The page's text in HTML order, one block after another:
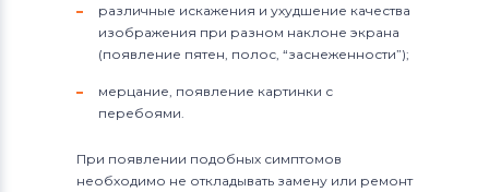
различные искажения и ухудшение качества
изображения при разном наклоне экрана
(появление пятен, полос, “заснеженности”);
мерцание, появление картинки с
перебоями.
При появлении подобных симптомов
необходимо не откладывать замену или ремонт